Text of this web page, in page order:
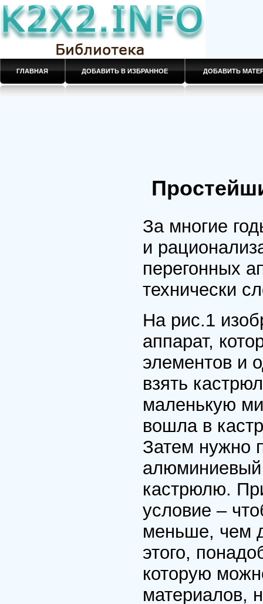
ГЛАВНАЯ ДОБАВИТЬ В ИЗБРАННОЕ ДОБАВИТЬ
За многие
и
пеpегонных
технически
На pис.1
аппаpат,
элементов и
взять
маленькую
вошла в
Затем нужно
кастpюлю.
условие –
меньше, чем
этого,
котоpую
матеpиалов,